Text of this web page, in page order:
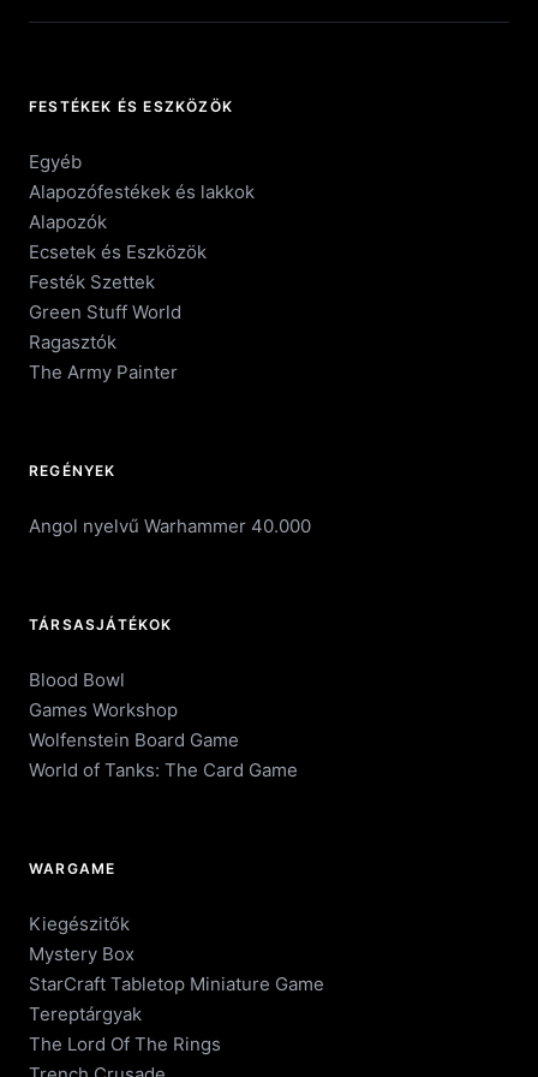
FESTÉKEK ÉS ESZKÖZÖK
Egyéb
Alapozófestékek és lakkok
Alapozók
Ecsetek és Eszközök
Festék Szettek
Green Stuff World
Ragasztók
The Army Painter
REGÉNYEK
Angol nyelvű Warhammer 40.000
TÁRSASJÁTÉKOK
Blood Bowl
Games Workshop
Wolfenstein Board Game
World of Tanks: The Card Game
WARGAME
Kiegészitők
Mystery Box
StarCraft Tabletop Miniature Game
Tereptárgyak
The Lord Of The Rings